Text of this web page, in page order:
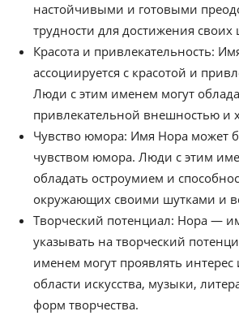
настойчивыми и готовыми
трудности для достижения своих
Красота и привлекательность:
ассоциируется с красотой и
Люди с этим именем могут
привлекательной внешностью и
Чувство юмора: Имя Нора может
чувством юмора. Люди с этим
обладать остроумием и
окружающих своими шутками и
Творческий потенциал: Нора —
указывать на творческий
именем могут проявлять интерес
области искусства, музыки,
форм творчества.